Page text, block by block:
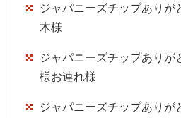
ジャパニーズチップあり
木様
ジャパニーズチップありが
様お連れ様
ジャパニーズチップあり